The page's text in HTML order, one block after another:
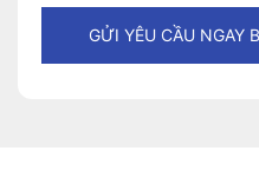
GỬI YÊU CẦU NGAY